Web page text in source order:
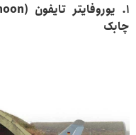
چابک